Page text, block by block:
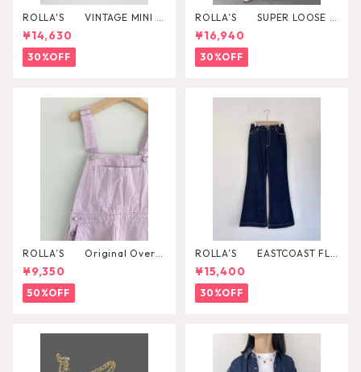
ROLLA'S VINTAGE MINI D
AZZLER
¥14,630
30%OFF
ROLLA’S SUPER LOOSE B
LACK STONE
¥16,940
30%OFF
ROLLA’S Original Overal
l¥9,350
50%OFF
ROLLA’S EASTCOAST FLA
RE AVA
¥15,400
30%OFF